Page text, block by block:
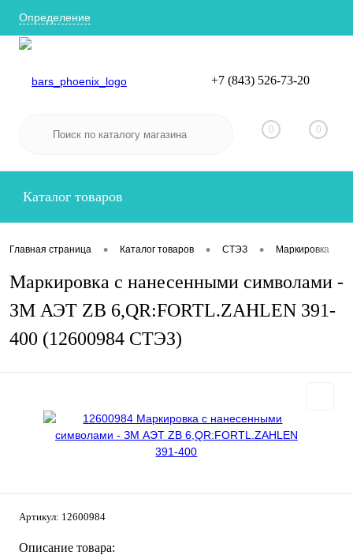
Определение
Вход
+7 (843) 526-73-20
0 0
Каталог товаров
Главная страница • Каталог товаров • СТЭЗ • Маркировка
Маркировка с нанесенными символами -
ЗМ АЭТ ZB 6,QR:FORTL.ZAHLEN 391-
400 (12600984 СТЭЗ)
Артикул: 12600984
Описание товара: